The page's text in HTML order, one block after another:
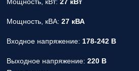
Мощность, кВА: 27 кВА
Входное напряжение: 178-242 В
Выходное напряжение: 220 В